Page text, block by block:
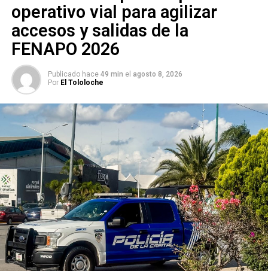
bienestar animal por frío
operativo vial para agilizar
accesos y salidas de la
FENAPO 2026
Publicado hace 49 min el agosto 8, 2026
Por El Tololoche